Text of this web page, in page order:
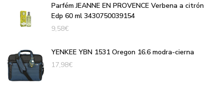
Parfém JEANNE EN PROVENCE Verbena a citrón
Edp 60 ml 3430750039154
9,58€
YENKEE YBN 1531 Oregon 16.6 modra-cierna
17,98€